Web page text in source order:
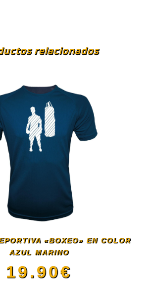
relacionados
«BOXEO» EN COLOR
AZUL MARINO
19.90€